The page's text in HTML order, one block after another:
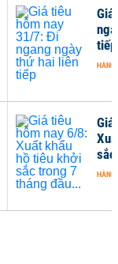
HÀNG
tiếp
HÀNG